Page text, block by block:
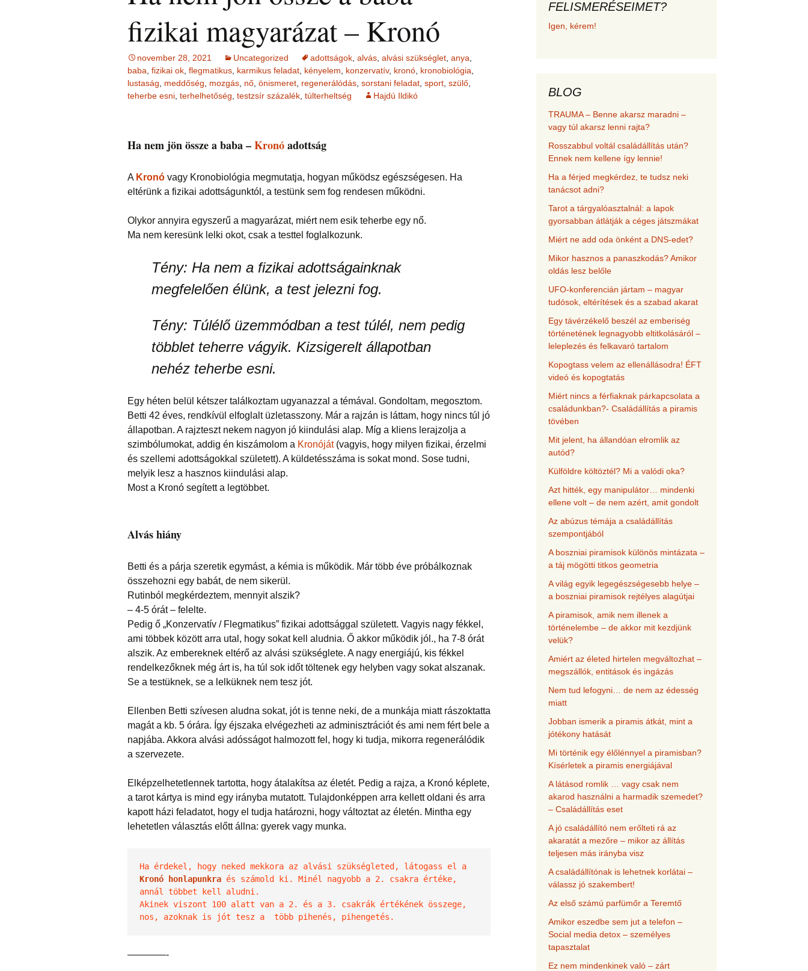
INGÁS KÖZVETÍTÉS –
TANFOLYAM
Ingás Lélekállítás
tanfolyam
ÉFT FOGLALKOZÁS
SOROZAT félelem,
szorongás, harag
elengedése
Tünetek és tudatszintek
korrekciója
TANULJ
CSALÁDÁLLÍTÁST!
Online is
Megvásárolható
hanganyagok – régebbi
ÉFT ismeretterjesztő
Ingás Sorstisztítás –
Ingás Lélekállítás
Lélekállítás ingával –
esetek
ÉLETFORGATÓKÖNYV
KRONOBIOLÓGIA
Kronobiológiai elemzés
rendelése
RAJZELEMZÉS
TUDATFORMATTÁLÁS
írások (ítéleteink
megfordítása)
módszerhez
MÁTRIXENERGETIKA
BACH
VIRÁGESSZENCIÁK
(hozzáférés a
ELENGEDÉS
problémafeltárás
mesével
A saját mesém
ÉFT esetek –
tanítványoktól
Vegyes esetek
FASTER EFT esetek
GYEREKBAJOK
bőség, gazdagság, pénz
Korlátozó hiedelmek a
testsúly, elhízás, evés,
… témakörében
Cikkek a fogyás
témakörében
frekvenciákkal
AZ ÉLET DOLGAI
RÖVIDEN
felismeréseimet és
fizikai magyarázat – Kronó
november 28, 2021 Uncategorized adottságok alvás alvási szükséglet anya
baba fizikai ok flegmatikus karmikus feladat kényelem konzervatív, kronó kronobiológia
lustaság
meddőség mozgás nő önismeret regenerálódás sorstani feladat sport szülő
teherbe esni terhelhetőség testzsír százalék túlterheltség Hajdú Ildikó
Ha nem jön össze a baba –Kronóadottság
A Kronó vagy Kronobiológia megmutatja, hogyan működsz egészségesen. Ha
eltérünk a fizikai adottságunktól, a testünk sem fog rendesen működni.
Olykor annyira egyszerű a magyarázat, miért nem esik teherbe egy nő.
Ma nem keresünk lelki okot, csak a testtel foglalkozunk.
Tény: Ha nem a fizikai adottságainknak
megfelelően élünk, a test jelezni fog.
Tény: Túlélő üzemmódban a test túlél, nem pedig
többlet teherre vágyik. Kizsigerelt állapotban
nehéz teherbe esni.
Egy héten belül kétszer találkoztam ugyanazzal a témával. Gondoltam, megosztom.
Betti 42 éves, rendkívül elfoglalt üzletasszony. Már a rajzán is láttam, hogy nincs túl jó
állapotban. A rajzteszt nekem nagyon jó kiindulási alap. Míg a kliens lerajzolja a
szimbólumokat, addig én kiszámolom a Kronóját(vagyis, hogy milyen fizikai, érzelmi
és szellemi adottságokkal született). A küldetésszáma is sokat mond. Sose tudni,
melyik lesz a hasznos kiindulási alap.
Most a Kronó segített a legtöbbet.
Alvás hiány
Betti és a párja szeretik egymást, a kémia is működik. Már több éve próbálkoznak
összehozni egy babát, de nem sikerül.
Rutinból megkérdeztem, mennyit alszik?
– 4-5 órát – felelte.
Pedig ő „Konzervatív / Flegmatikus” fizikai adottsággal született. Vagyis nagy fékkel,
ami többek között arra utal, hogy sokat kell aludnia. Ő akkor működik jól., ha 7-8 órát
alszik. Az embereknek eltérő az alvási szükséglete. A nagy energiájú, kis fékkel
rendelkezőknek még árt is, ha túl sok időt töltenek egy helyben vagy sokat alszanak.
Se a testüknek, se a lelküknek nem tesz jót.
Ellenben Betti szívesen aludna sokat, jót is tenne neki, de a munkája miatt rászoktatta
magát a kb. 5 órára. Így éjszaka elvégezheti az adminisztrációt és ami nem fért bele a
napjába. Akkora alvási adósságot halmozott fel, hogy ki tudja, mikorra regenerálódik
a szervezete.
Elképzelhetetlennek tartotta, hogy átalakítsa az életét. Pedig a rajza, a Kronó képlete,
a tarot kártya is mind egy irányba mutatott. Tulajdonképpen arra kellett oldani és arra
kapott házi feladatot, hogy el tudja határozni, hogy változtat az életén. Mintha egy
lehetetlen választás előtt állna: gyerek vagy munka.
Kronó honlapunkra és számold ki. Minél nagyobb a 2. csakra értéke,
annál többet kell aludni.
Akinek viszont 100 alatt van a 2. és a 3. csakrák értékének összege,
nos, azoknak is jót tesz a  több pihenés, pihengetés.
————-
FELISMERÉSEIMET?
Igen, kérem!
BLOG
TRAUMA – Benne akarsz maradni –
vagy túl akarsz lenni rajta?
Rosszabbul voltál családállítás után?
Ennek nem kellene így lennie!
Ha a férjed megkérdez, te tudsz neki
tanácsot adni?
Tarot a tárgyalóasztalnál: a lapok
gyorsabban átlátják a céges játszmákat
Miért ne add oda önként a DNS-edet?
Mikor hasznos a panaszkodás? Amikor
oldás lesz belőle
UFO-konferencián jártam – magyar
tudósok, eltérítések és a szabad akarat
Egy távérzékelő beszél az emberiség
történetének legnagyobb eltitkolásáról –
leleplezés és felkavaró tartalom
Kopogtass velem az ellenállásodra! ÉFT
videó és kopogtatás
Miért nincs a férfiaknak párkapcsolata a
családunkban?- Családállítás a piramis
tövében
Mit jelent, ha állandóan elromlik az
autód?
Külföldre költöztél? Mi a valódi oka?
Azt hitték, egy manipulátor… mindenki
ellene volt – de nem azért, amit gondolt
Az abúzus témája a családállítás
szempontjából
A boszniai piramisok különös mintázata –
a táj mögötti titkos geometria
A világ egyik legegészségesebb helye –
a boszniai piramisok rejtélyes alagútjai
A piramisok, amik nem illenek a
történelembe – de akkor mit kezdjünk
velük?
Amiért az életed hirtelen megváltozhat –
megszállók, entitások és ingázás
Nem tud lefogyni… de nem az édesség
miatt
Jobban ismerik a piramis átkát, mint a
jótékony hatását
Mi történik egy élőlénnyel a piramisban?
Kísérletek a piramis energiájával
A látásod romlik … vagy csak nem
akarod használni a harmadik szemedet?
– Családállítás eset
A jó családállító nem erőlteti rá az
akaratát a mezőre – mikor az állítás
teljesen más irányba visz
A családállítónak is lehetnek korlátai –
válassz jó szakembert!
Az első számú parfümőr a Teremtő
Amikor eszedbe sem jut a telefon –
Social media detox – személyes
tapasztalat
Ez nem mindenkinek való – zárt